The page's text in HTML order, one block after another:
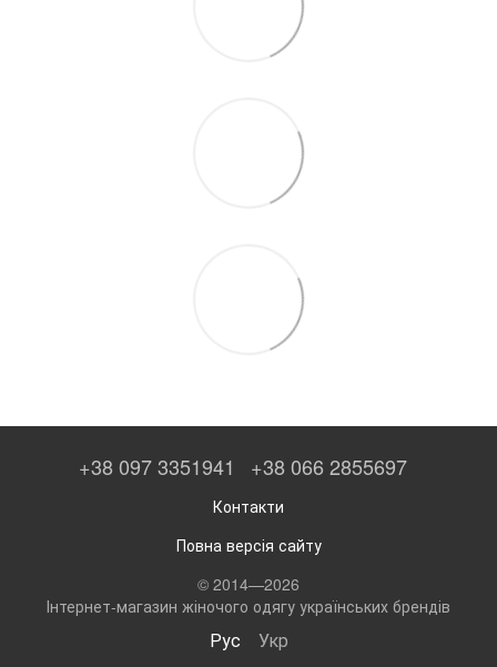
+38 097 3351941 +38 066 2855697
Контакти
Повна версія сайту
© 2014—2026
Інтернет-магазин жіночого одягу українських брендів
Рус Укр